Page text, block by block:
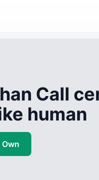
Call
human
Own